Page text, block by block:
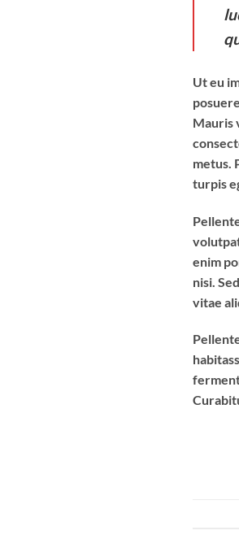
Ut eu
Mauris
metus.
turpis
enim
nisi.
vitae